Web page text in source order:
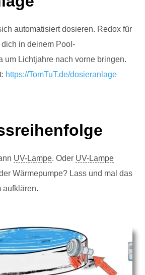
automatisiert dosieren. Redox für
in deinem Pool-
um Lichtjahre nach vorne bringen.
https://TomTuT.de/dosieranlage
UV-Lampe. Oder UV-Lampe
Wärmepumpe? Lass und mal das
aufklären.